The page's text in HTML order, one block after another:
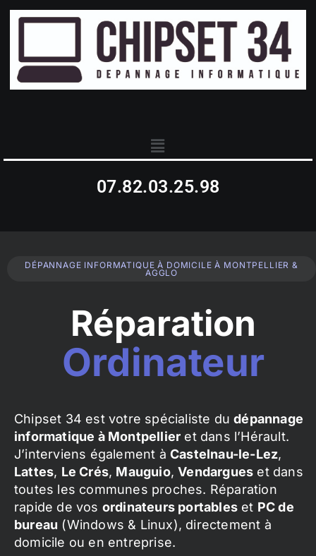
07.82.03.25.98
DÉPANNAGE INFORMATIQUE À DOMICILE À MONTPELLIER &
AGGLO
Réparation
Ordinateur
Chipset 34 est votre spécialiste dudépannage
informatique à Montpellier et dans l’Hérault.
J’interviens également à Castelnau-le-Lez,
Lattes, Le Crés, Mauguio,Vendargues et dans
toutes les communes proches. Réparation
rapide de vos ordinateurs portables et PC de
bureau (Windows & Linux), directement à
domicile ou en entreprise.